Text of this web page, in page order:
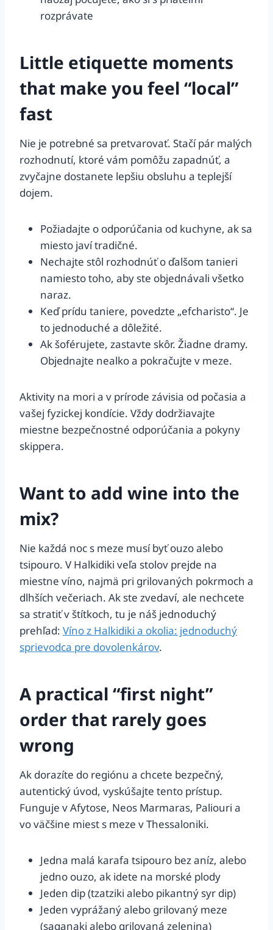
rozprávate
Little etiquette moments
that make you feel “local”
fast
Nie je potrebné sa pretvarovať. Stačí pár malých
rozhodnutí, ktoré vám pomôžu zapadnúť, a
zvyčajne dostanete lepšiu obsluhu a teplejší
dojem.
Požiadajte o odporúčania od kuchyne, ak sa
miesto javí tradičné.
Nechajte stôl rozhodnúť o ďalšom tanieri
namiesto toho, aby ste objednávali všetko
naraz.
Keď prídu taniere, povedzte „efcharisto“. Je
to jednoduché a dôležité.
Ak šoférujete, zastavte skôr. Žiadne dramy.
Objednajte nealko a pokračujte v meze.
Aktivity na mori a v prírode závisia od počasia a
vašej fyzickej kondície. Vždy dodržiavajte
miestne bezpečnostné odporúčania a pokyny
skippera.
Want to add wine into the
mix?
Nie každá noc s meze musí byť ouzo alebo
tsipouro. V Halkidiki veľa stolov prejde na
miestne víno, najmä pri grilovaných pokrmoch a
dlhších večeriach. Ak ste zvedaví, ale nechcete
sa stratiť v štítkoch, tu je náš jednoduchý
prehľad: Víno z Halkidiki a okolia: jednoduchý
sprievodca pre dovolenkárov.
A practical “first night”
order that rarely goes
wrong
Ak dorazíte do regiónu a chcete bezpečný,
autentický úvod, vyskúšajte tento prístup.
Funguje v Afytose, Neos Marmaras, Paliouri a
vo väčšine miest s meze v Thessaloniki.
Jedna malá karafa tsipouro bez aníz, alebo
jedno ouzo, ak idete na morské plody
Jeden dip (tzatziki alebo pikantný syr dip)
Jeden vyprážaný alebo grilovaný meze
(saganaki alebo grilovaná zelenina)